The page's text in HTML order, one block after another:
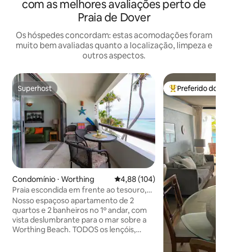
com as melhores avaliações perto de
Praia de Dover
Os hóspedes concordam: estas acomodações foram
muito bem avaliadas quanto a localização, limpeza e
outros aspectos.
Superhost
Superhost
Condomínio ⋅ Worthing 4,88 de uma avaliação média de
4,88 (104)
Praia escondida em frente ao tesouro,
Barbados
Nosso espaçoso apartamento de 2
quartos e 2 banheiros no 1º andar, com
vista deslumbrante para o mar sobre a
Worthing Beach. TODOS os lençóis,
Entre os
Preferido dos